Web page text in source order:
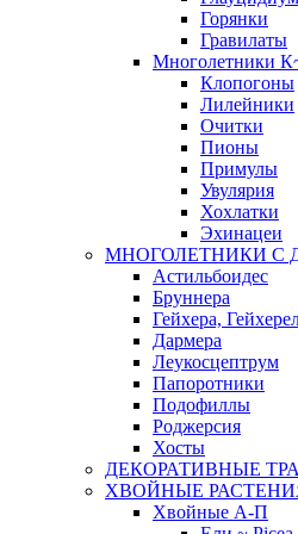
Горянки
Гравилаты
Многолетники
Клопогоны
Лилейники
Очитки
Пионы
Примулы
Увулярия
Хохлатки
Эхинацеи
МНОГОЛЕТНИКИ С
Астильбоидес
Бруннера
Гейхера,
Дармера
Леукосцептрум
Папоротники
Подофиллы
Роджерсия
Хосты
ДЕКОРАТИВНЫЕ
ХВОЙНЫЕ
Хвойные А-П